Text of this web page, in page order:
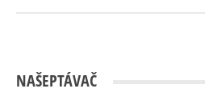
NAŠEPTÁVAČ